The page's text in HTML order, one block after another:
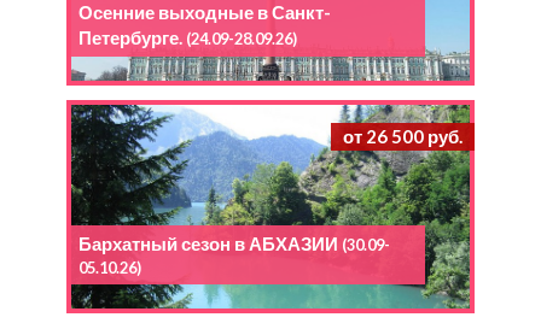
Осенние выходные в Санкт-
Петербурге. (24.09-28.09.26)
от 26 500 руб.
Бархатный сезон в АБХАЗИИ (30.09-
05.10.26)